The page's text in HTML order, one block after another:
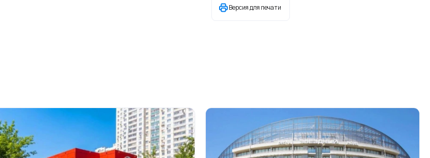
Версия для печати